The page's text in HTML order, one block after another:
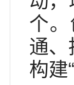
个
通、
构建